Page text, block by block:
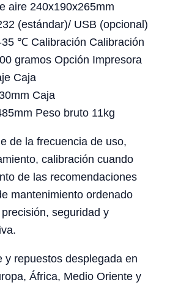
aire 240x190x265mm
(estándar)/ USB (opcional)
℃ Calibración Calibración
gramos Opción Impresora
Caja
Caja
Peso bruto 11kg
de la frecuencia de uso,
calibración cuando
de las recomendaciones
mantenimiento ordenado
seguridad y
y repuestos desplegada en
África, Medio Oriente y